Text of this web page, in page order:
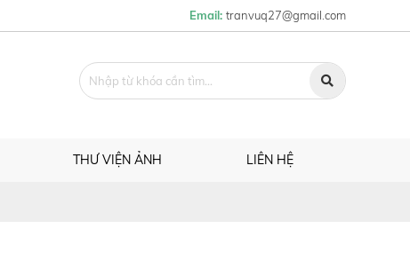
Email: tranvuq27@gmail.com
THƯ VIỆN ẢNH LIÊN HỆ